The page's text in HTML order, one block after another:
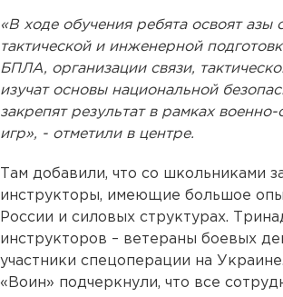
«В ходе обучения ребята освоят азы
тактической и инженерной
БПЛА, организации связи,
изучат основы национальной
закрепят результат в рамках
игр», - отметили в центре.
Там добавили, что со школьниками
инструкторы, имеющие большое
России и силовых структурах.
инструкторов – ветераны боевых
участники спецоперации на
«Воин» подчеркнули, что все